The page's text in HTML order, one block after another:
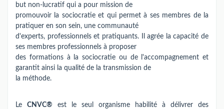
but non-lucratif qui a pour mission de
promouvoir la sociocratie et qui permet à ses membres de la
pratiquer en son sein, une communauté
d'experts, professionnels et pratiquants. Il agrée la capacité de
ses membres professionnels à proposer
des formations à la sociocratie ou de l'accompagnement et
garantit ainsi la qualité de la transmission de
la méthode.
Le CNVC® est le seul organisme habilité à délivrer des